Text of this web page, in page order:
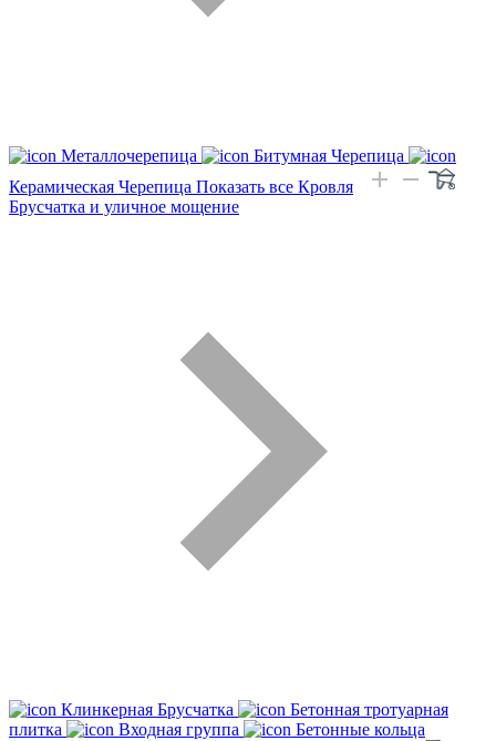
Металлочерепица
Битумная Черепица
Керамическая Черепица Показать все Кровля
Брусчатка и уличное мощение
Клинкерная Брусчатка
Бетонная тротуарная
плитка
Входная группа
Бетонные кольца